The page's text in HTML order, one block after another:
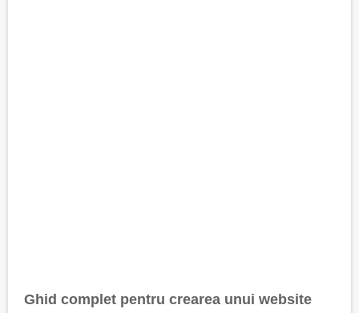
Ghid complet pentru crearea unui website